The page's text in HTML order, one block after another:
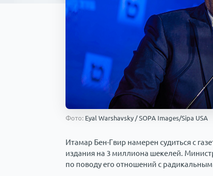
Фото: Eyal Warshavsky / SOPA Images/Sipa USA
Итамар Бен-Гвир намерен судиться с
издания на 3 миллиона шекелей.
по поводу его отношений с